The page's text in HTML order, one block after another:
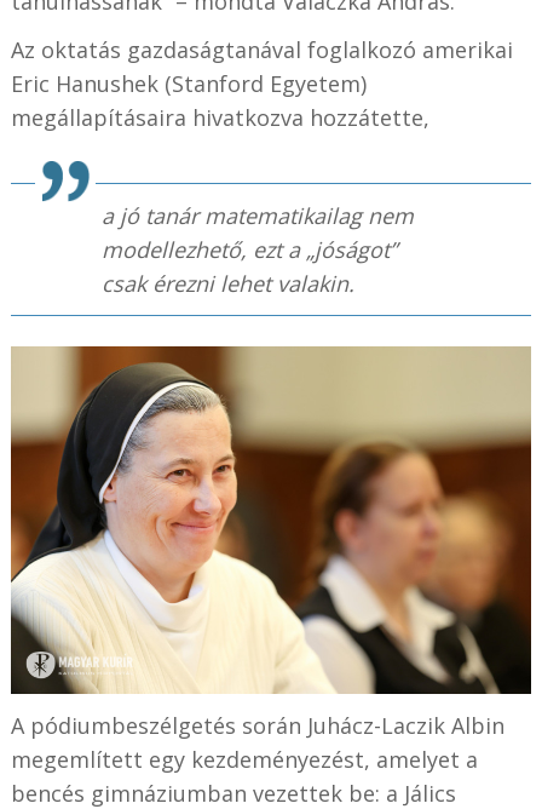
Az oktatás gazdaságtanával foglalkozó amerikai
Eric Hanushek (Stanford Egyetem)
megállapításaira hivatkozva hozzátette,
a jó tanár matematikailag nem
modellezhető, ezt a „jóságot”
csak érezni lehet valakin.
A pódiumbeszélgetés során Juhácz-Laczik Albin
megemlített egy kezdeményezést, amelyet a
bencés gimnáziumban vezettek be: a Jálics